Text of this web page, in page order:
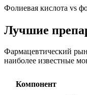
Фолиевая кислота vs
Лучшие
Фармацевтический
наиболее известные
Компонент